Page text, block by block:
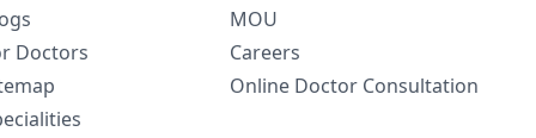
Doctors
MOU
Careers
Online Doctor Consultation